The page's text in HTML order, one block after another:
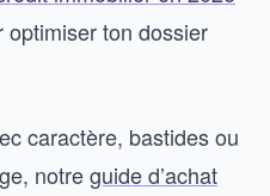
ton dossier
caractère, bastides ou
notreguide d’achat